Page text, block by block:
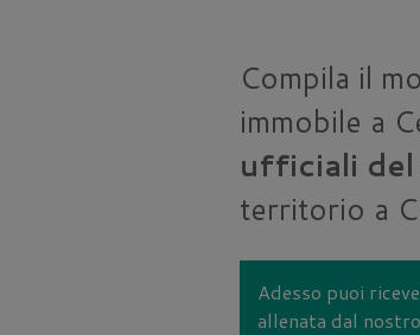
Compila il
immobile a
ufficiali del
territorio a
Adesso puoi
allenata dal